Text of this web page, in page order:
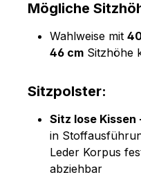
Mögliche
Wahlweise mit
46 cm Sitzhöhe
Sitzpolster:
Sitz lose Kissen
in
Leder Korpus
abziehbar